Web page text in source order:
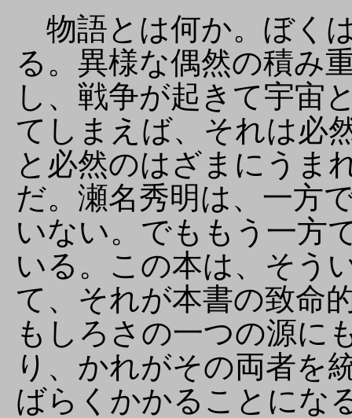
物語とは何か。ぼく
る。異様な偶然の積み
し、戦争が起きて宇宙
てしまえば、それは必
と必然のはざまにうま
だ。瀬名秀明は、一方
いない。でももう一方
いる。この本は、そう
て、それが本書の致命
もしろさの一つの源に
り、かれがその両者を
ばらくかかることにな